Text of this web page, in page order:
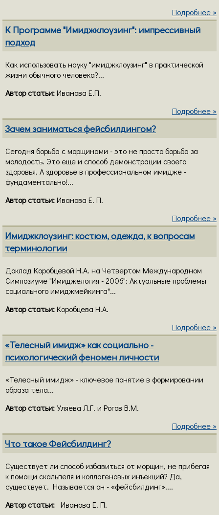
Подробнее »
К Программе "Имиджклоузинг": импрессивный
подход
Как использовать науку "имиджклоузинг" в практической
жизни обычного человека?...
Автор статьи:Иванова Е.П.
Подробнее »
Зачем заниматься фейсбилдингом?
Сегодня борьба с морщинами - это не просто борьба за
молодость. Это еще и способ демонстрации своего
здоровья. А здоровье в профессиональном имидже -
фундаментально!...
Автор статьи:Иванова Е. П.
Подробнее »
Имиджклоузинг: костюм, одежда, к вопросам
терминологии
Доклад Коробцевой Н.А. на Четвертом Международном
Симпозиуме "Имиджелогия - 2006": Актуальные проблемы
социального имиджмейкинга"...
Автор статьи:Коробцева Н.А.
Подробнее »
«Телесный имидж» как социально -
психологический феномен личности
«Телесный имидж» - ключевое понятие в формировании
образа тела...
Автор статьи:Уляева Л.Г. и Рогов В.М.
Подробнее »
Что такое Фейсбилдинг?
Существует ли способ избавиться от морщин, не прибегая
к помощи скальпеля и коллагеновых инъекций? Да,
существует. Называется он - «фейсбилдинг»....
Автор статьи: Иванова Е. П.